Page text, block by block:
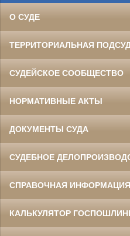
О СУДЕ
ТЕРРИТОРИАЛЬНАЯ
СУДЕЙСКОЕ СООБЩЕСТВО
НОРМАТИВНЫЕ АКТЫ
ДОКУМЕНТЫ СУДА
СУДЕБНОЕ
СПРАВОЧНАЯ ИНФОРМАЦИЯ
КАЛЬКУЛЯТОР